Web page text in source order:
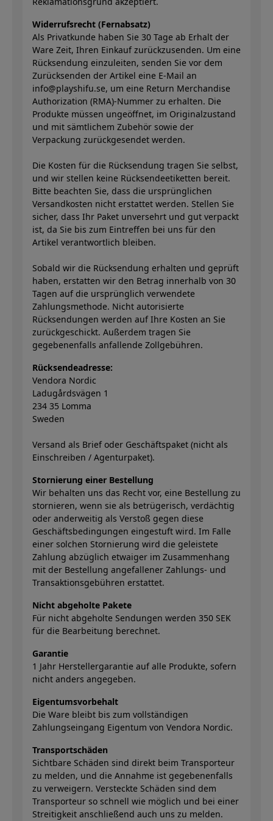
Widerrufsrecht (Fernabsatz)
Als Privatkunde haben Sie 30 Tage ab Erhalt der
Ware Zeit, Ihren Einkauf zurückzusenden. Um eine
Rücksendung einzuleiten, senden Sie vor dem
Zurücksenden der Artikel eine E-Mail an
info@playshifu.se, um eine Return Merchandise
Authorization (RMA)-Nummer zu erhalten. Die
Produkte müssen ungeöffnet, im Originalzustand
und mit sämtlichem Zubehör sowie der
Verpackung zurückgesendet werden.
Die Kosten für die Rücksendung tragen Sie selbst,
und wir stellen keine Rücksendeetiketten bereit.
Bitte beachten Sie, dass die ursprünglichen
Versandkosten nicht erstattet werden. Stellen Sie
sicher, dass Ihr Paket unversehrt und gut verpackt
ist, da Sie bis zum Eintreffen bei uns für den
Artikel verantwortlich bleiben.
Sobald wir die Rücksendung erhalten und geprüft
haben, erstatten wir den Betrag innerhalb von 30
Tagen auf die ursprünglich verwendete
Zahlungsmethode. Nicht autorisierte
Rücksendungen werden auf Ihre Kosten an Sie
zurückgeschickt. Außerdem tragen Sie
gegebenenfalls anfallende Zollgebühren.
Rücksendeadresse:
Vendora Nordic
Ladugårdsvägen 1
234 35 Lomma
Sweden
Versand als Brief oder Geschäftspaket (nicht als
Einschreiben / Agenturpaket).
Stornierung einer Bestellung
Wir behalten uns das Recht vor, eine Bestellung zu
stornieren, wenn sie als betrügerisch, verdächtig
oder anderweitig als Verstoß gegen diese
Geschäftsbedingungen eingestuft wird. Im Falle
einer solchen Stornierung wird die geleistete
Zahlung abzüglich etwaiger im Zusammenhang
mit der Bestellung angefallener Zahlungs- und
Transaktionsgebühren erstattet.
Nicht abgeholte Pakete
Für nicht abgeholte Sendungen werden 350 SEK
für die Bearbeitung berechnet.
Garantie
1 Jahr Herstellergarantie auf alle Produkte, sofern
nicht anders angegeben.
Eigentumsvorbehalt
Die Ware bleibt bis zum vollständigen
Zahlungseingang Eigentum von Vendora Nordic.
Transportschäden
Sichtbare Schäden sind direkt beim Transporteur
zu melden, und die Annahme ist gegebenenfalls
zu verweigern. Versteckte Schäden sind dem
Transporteur so schnell wie möglich und bei einer
Streitigkeit anschließend auch uns zu melden.